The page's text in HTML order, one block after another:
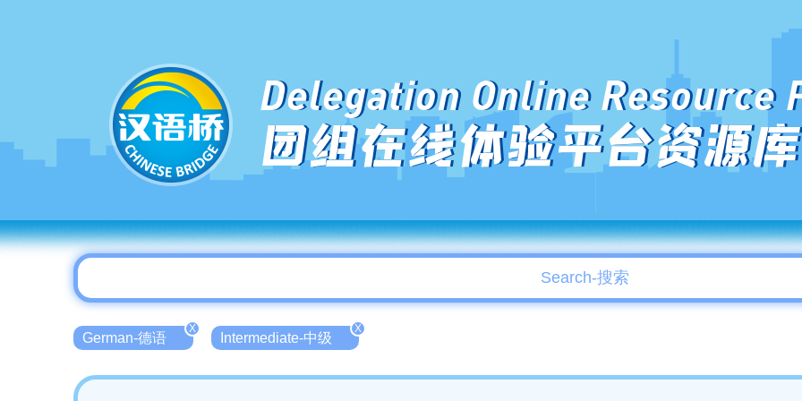
Delegation Online Resource
团组在线体验平台资源库
German-德语
X
Intermediate-中级
X